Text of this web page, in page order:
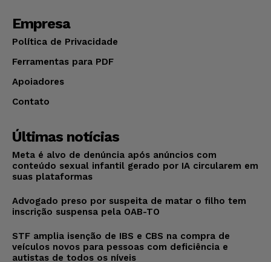
Empresa
Política de Privacidade
Ferramentas para PDF
Apoiadores
Contato
Últimas notícias
Meta é alvo de denúncia após anúncios com
conteúdo sexual infantil gerado por IA circularem em
suas plataformas
Advogado preso por suspeita de matar o filho tem
inscrição suspensa pela OAB-TO
STF amplia isenção de IBS e CBS na compra de
veículos novos para pessoas com deficiência e
autistas de todos os níveis